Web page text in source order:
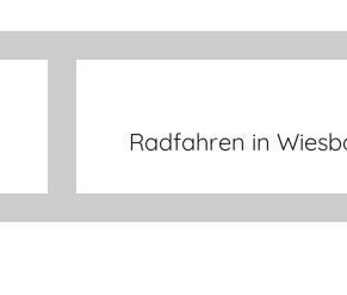
Radfahren in